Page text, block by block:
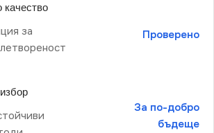
качество
за
Проверено
За по-добро
бъдеще